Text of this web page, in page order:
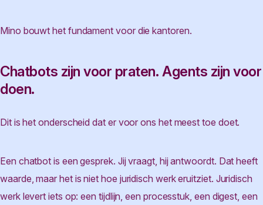
Mino bouwt het fundament voor die kantoren.
Chatbots zijn voor praten. Agents zijn voor
doen.
Dit is het onderscheid dat er voor ons het meest toe doet.
Een chatbot is een gesprek. Jij vraagt, hij antwoordt. Dat heeft
waarde, maar het is niet hoe juridisch werk eruitziet. Juridisch
werk levert iets op: een tijdlijn, een processtuk, een digest, een